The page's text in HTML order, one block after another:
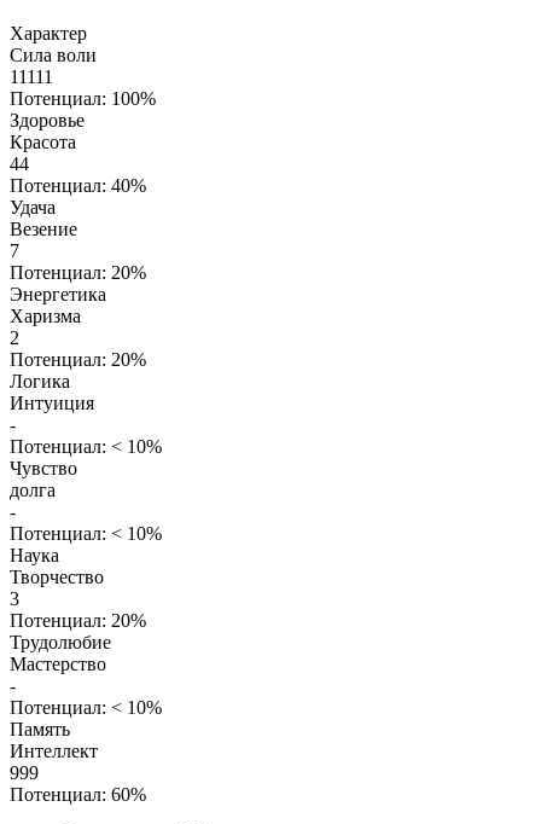
Характер
Сила воли
11111
Потенциал: 100%
Здоровье
Красота
44
Потенциал: 40%
Удача
Везение
7
Потенциал: 20%
Энергетика
Харизма
2
Потенциал: 20%
Логика
Интуиция
-
Потенциал: < 10%
Чувство
долга
-
Потенциал: < 10%
Наука
Творчество
3
Потенциал: 20%
Трудолюбие
Мастерство
-
Потенциал: < 10%
Память
Интеллект
999
Потенциал: 60%